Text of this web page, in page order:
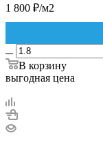
1 800 ₽/м2
В корзину
выгодная цена